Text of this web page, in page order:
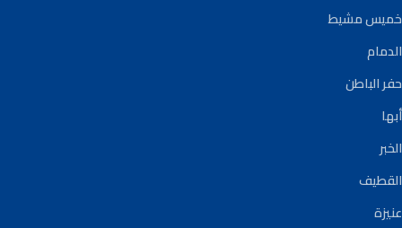
خميس مشيط
الدمام
حفر الباطن
أبها
الخبر
القطيف
عنيزة